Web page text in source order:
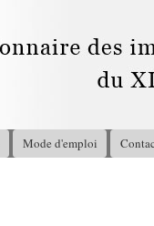
Mode d'emploi